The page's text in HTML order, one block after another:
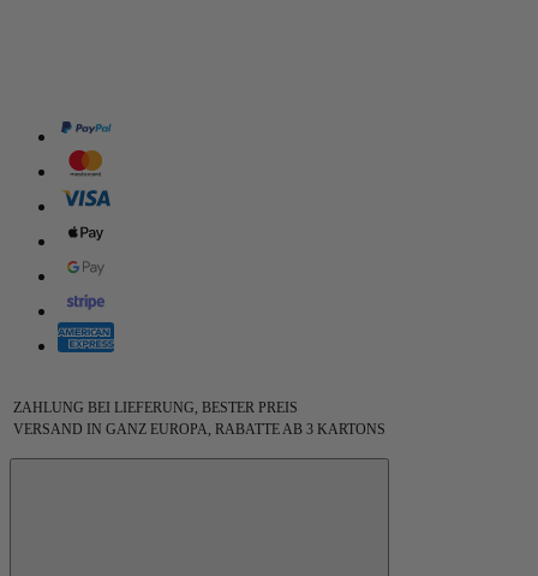
ZAHLUNG BEI LIEFERUNG, BESTER PREIS
VERSAND IN GANZ EUROPA, RABATTE AB 3 KARTONS